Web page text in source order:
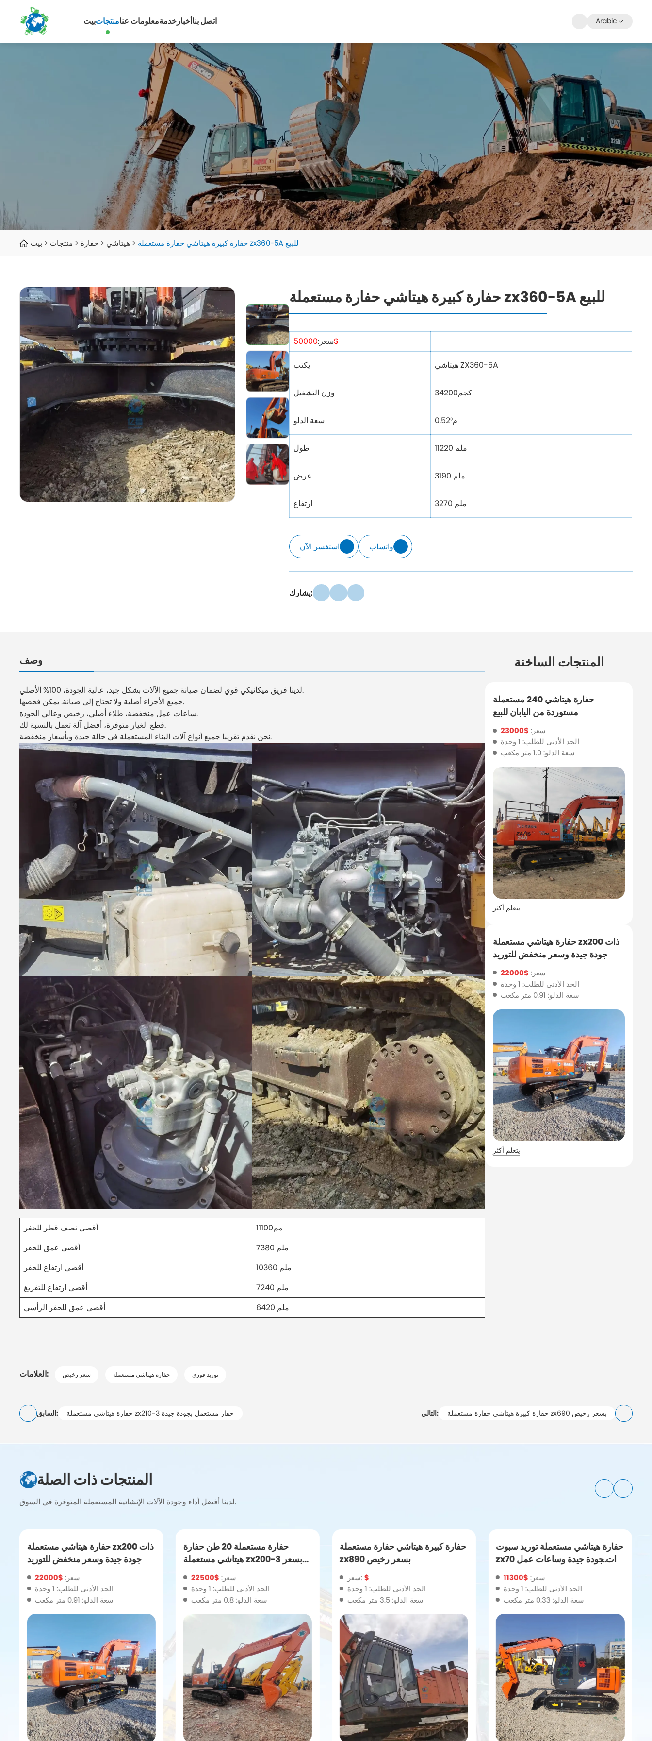
بيتمنتجاتمعلومات عناخدمةأخباراتصل بنا Arabic
بيت منتجات حفارة هيتاشي حفارة كبيرة هيتاشي حفارة مستعملة zx360-5A للبيع
حفارة كبيرة هيتاشي حفارة مستعملة zx360-5A للبيع
سعر:50000$
يكتب هيتاشي ZX360-5A
وزن التشغيل 34200كجم
سعة الدلو 0.52م³
طول 11220 ملم
عرض 3190 ملم
ارتفاع 3270 ملم
استفسر الآن واتساب
يشارك:
وصف
لدينا فريق ميكانيكي قوي لضمان صيانة جميع الآلات بشكل جيد، عالية الجودة، 100% الأصلي.
جميع الأجزاء أصلية ولا تحتاج إلى صيانة. يمكن فحصها.
ساعات عمل منخفضة، طلاء أصلي، رخيص وعالي الجودة.
قطع الغيار متوفرة، أفضل آلة تعمل بالنسبة لك.
نحن نقدم تقريبا جميع أنواع آلات البناء المستعملة في حالة جيدة وبأسعار منخفضة.
أقصى نصف قطر للحفر
11100مم
أقصى عمق للحفر
7380 ملم
أقصى ارتفاع للحفر
10360 ملم
أقصى ارتفاع للتفريغ
7240 ملم
أقصى عمق للحفر الرأسي
6420 ملم
المنتجات الساخنة
حفارة هيتاشي 240 مستعملة
مستوردة من اليابان للبيع
سعر: $23000
الحد الأدنى للطلب: 1 وحدة
سعة الدلو: 1.0 متر مكعب
يتعلم أكثر
حفارة هيتاشي مستعملة zx200 ذات
جودة جيدة وسعر منخفض للتوريد
سعر: $22000
الحد الأدنى للطلب: 1 وحدة
سعة الدلو: 0.91 متر مكعب
يتعلم أكثر
العلامات: سعر رخيص حفارة هيتاشي مستعملة توريد فوري
السابق: حفارة هيتاشي مستعملة zx210-3 حفار مستعمل بجودة جيدة التالي: حفارة كبيرة هيتاشي حفارة مستعملة zx690 بسعر رخيص
المنتجات ذات الصلة
لدينا أفضل أداء وجودة الآلات الإنشائية المستعملة المتوفرة في السوق.
حفارة هيتاشي مستعملة zx200 ذات
جودة جيدة وسعر منخفض للتوريد
سعر: $22000
الحد الأدنى للطلب: 1 وحدة
سعة الدلو: 0.91 متر مكعب
حفارة مستعملة 20 طن حفارة
هيتاشي مستعملة zx200-3 بسعر
منخفض
سعر: $22500
الحد الأدنى للطلب: 1 وحدة
سعة الدلو: 0.8 متر مكعب
حفارة كبيرة هيتاشي حفارة مستعملة
zx890 بسعر رخيص
سعر:$
الحد الأدنى للطلب: 1 وحدة
سعة الدلو: 3.5 متر مكعب
حفارة هيتاشي مستعملة توريد سبوت
zx70 ذات جودة جيدة وساعات عمل
منخفضة سعر: $11300
الحد الأدنى للطلب: 1 وحدة
سعة الدلو: 0.33 متر مكعب